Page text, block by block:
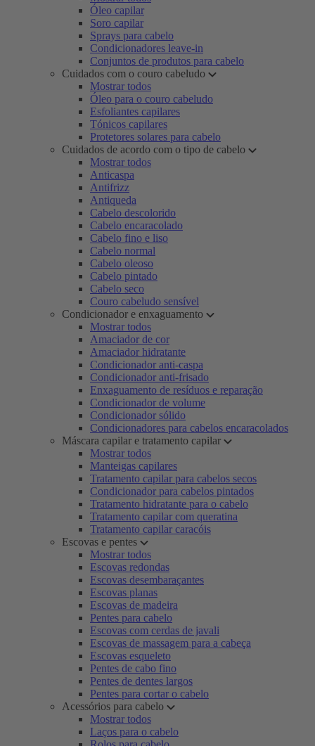
Óleo capilar
Soro capilar
Sprays para cabelo
Condicionadores leave-in
Conjuntos de produtos para cabelo
Cuidados com o couro cabeludo
Mostrar todos
Óleo para o couro cabeludo
Esfoliantes capilares
Tónicos capilares
Protetores solares para cabelo
Cuidados de acordo com o tipo de cabelo
Mostrar todos
Anticaspa
Antifrizz
Antiqueda
Cabelo descolorido
Cabelo encaracolado
Cabelo fino e liso
Cabelo normal
Cabelo oleoso
Cabelo pintado
Cabelo seco
Couro cabeludo sensível
Condicionador e enxaguamento
Mostrar todos
Amaciador de cor
Amaciador hidratante
Condicionador anti-caspa
Condicionador anti-frisado
Enxaguamento de resíduos e reparação
Condicionador de volume
Condicionador sólido
Condicionadores para cabelos encaracolados
Máscara capilar e tratamento capilar
Mostrar todos
Manteigas capilares
Tratamento capilar para cabelos secos
Condicionador para cabelos pintados
Tratamento hidratante para o cabelo
Tratamento capilar com queratina
Tratamento capilar caracóis
Escovas e pentes
Mostrar todos
Escovas redondas
Escovas desembaraçantes
Escovas planas
Escovas de madeira
Pentes para cabelo
Escovas com cerdas de javali
Escovas de massagem para a cabeça
Escovas esqueleto
Pentes de cabo fino
Pentes de dentes largos
Pentes para cortar o cabelo
Acessórios para cabelo
Mostrar todos
Laços para o cabelo